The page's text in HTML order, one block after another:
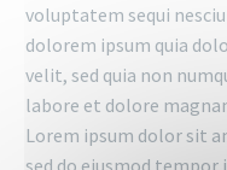
voluptatem sequi
dolorem ipsum quia
velit, sed quia non
labore et dolore
Lorem ipsum dolor sit
sed do eiusmod